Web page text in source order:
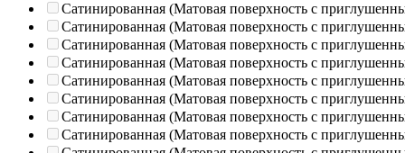
Сатинированная (Матовая поверхность с
Сатинированная (Матовая поверхность с
Сатинированная (Матовая поверхность с
Сатинированная (Матовая поверхность с
Сатинированная (Матовая поверхность с
Сатинированная (Матовая поверхность с
Сатинированная (Матовая поверхность с
Сатинированная (Матовая поверхность с